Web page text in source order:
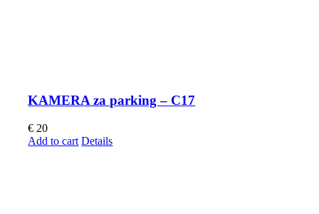
KAMERA za parking – C17
€ 20
Add to cart Details